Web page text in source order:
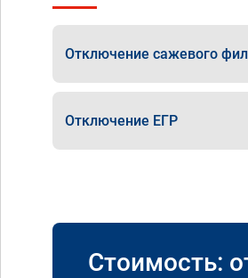
Отключение сажевого
Отключение ЕГР
Стоимость: